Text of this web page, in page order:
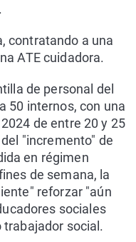
contratando a una
ATE cuidadora.
de personal del
50 internos, con una
de entre 20 y 25
"incremento" de
en régimen
de semana, la
reforzar "aún
sociales
trabajador social.